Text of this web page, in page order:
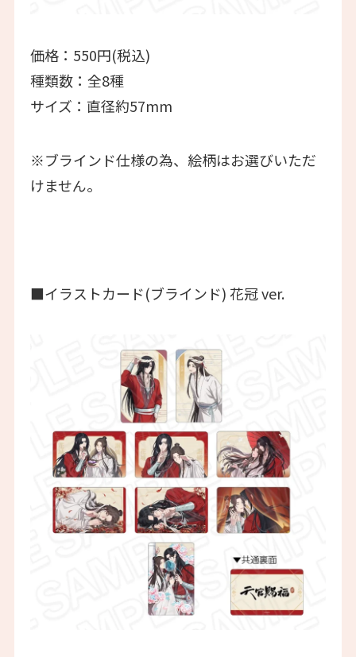
価格：550円(税込)
種類数：全8種
サイズ：直径約57mm
※ブラインド仕様の為、絵柄はお選びいただ
けません。
■イラストカード(ブラインド) 花冠 ver.